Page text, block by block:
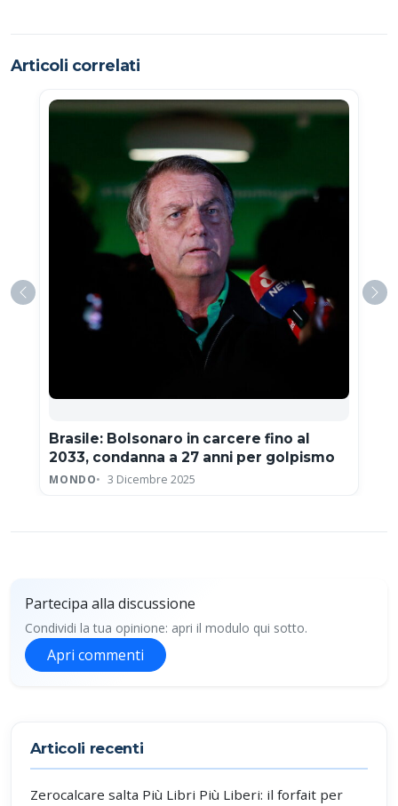
Articoli correlati
Brasile: Bolsonaro in carcere fino al
2033, condanna a 27 anni per golpismo
MONDO 3 Dicembre 2025
Partecipa alla discussione
Condividi la tua opinione: apri il modulo qui sotto.
Apri commenti
Articoli recenti
Zerocalcare salta Più Libri Più Liberi: il forfait per